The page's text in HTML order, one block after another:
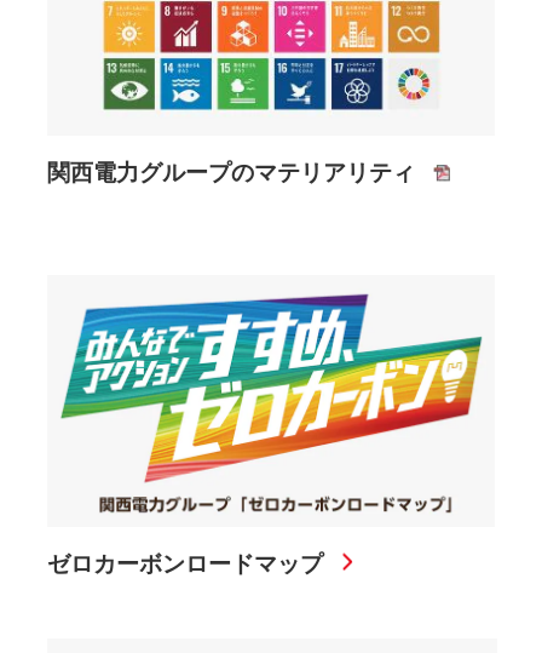
関西電力グループのマテリアリティ
ゼロカーボンロードマップ